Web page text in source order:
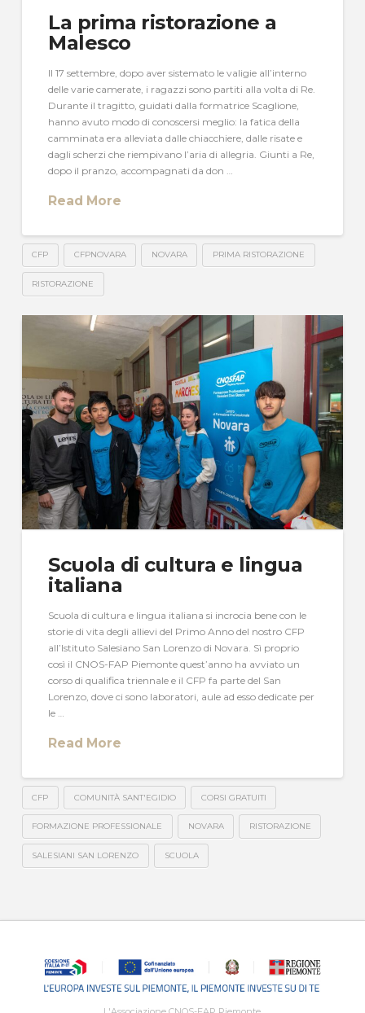
La prima ristorazione a
Malesco
Il 17 settembre, dopo aver sistemato le valigie all’interno
delle varie camerate, i ragazzi sono partiti alla volta di Re.
Durante il tragitto, guidati dalla formatrice Scaglione,
hanno avuto modo di conoscersi meglio: la fatica della
camminata era alleviata dalle chiacchiere, dalle risate e
dagli scherzi che riempivano l’aria di allegria. Giunti a Re,
dopo il pranzo, accompagnati da don …
Read More
CFP CFPNOVARA NOVARA PRIMA RISTORAZIONE
RISTORAZIONE
Scuola di cultura e lingua
italiana
Scuola di cultura e lingua italiana si incrocia bene con le
storie di vita degli allievi del Primo Anno del nostro CFP
all’Istituto Salesiano San Lorenzo di Novara. Sì proprio
così il CNOS-FAP Piemonte quest’anno ha avviato un
corso di qualifica triennale e il CFP fa parte del San
Lorenzo, dove ci sono laboratori, aule ad esso dedicate per
le …
Read More
CFP COMUNITÀ SANT'EGIDIO CORSI GRATUITI
FORMAZIONE PROFESSIONALE NOVARA RISTORAZIONE
SALESIANI SAN LORENZO SCUOLA